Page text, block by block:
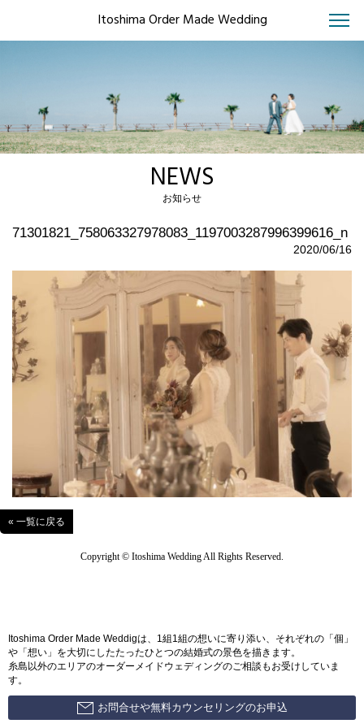
Itoshima Order Made Wedding
NEWS
お知らせ
71301821_758063327978083_1197003287996399616_n
2020/06/16
« 一覧に戻る
Copyright © Itoshima Wedding All Rights Reserved.
Itoshima Order Made Weddigは、1組1組の想いに寄り添い、それぞれの「個」
や「想い」を大切にしたたったひとつの結婚式の景色を描きます。
糸島以外のエリアのオーダーメイドウェディングのご相談もお受けしていま
す。
お問合せや無料カウンセリングのお申込